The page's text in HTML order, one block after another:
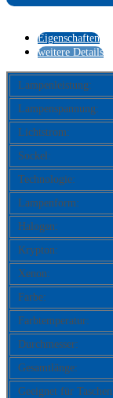
Eigenschaften
weitere Details
Lampenleistung:
Lampenspannung:
Lichtstrom:
Sockel:
Technologie:
Lampenform:
Halogen:
Krypton:
Xenon:
Farbe:
Farbtemperatur:
Durchmesser:
Gesamtlänge:
Geeignet für